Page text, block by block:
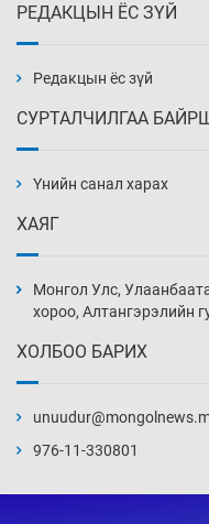
РЕДАКЦЫН ЁС ЗҮЙ
Редакцын ёс зүй
СУРТАЛЧИЛГАА
Үнийн санал харах
ХАЯГ
Монгол Улс,
хороо, Алтангэрэлийн
ХОЛБОО БАРИХ
976-11-330801